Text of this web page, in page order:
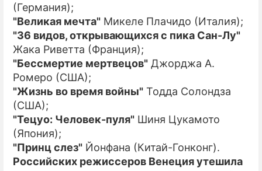
(Германия);
"Великая мечта" Микеле Плачидо (Италия);
"36 видов, открывающихся с пика Сан-Лу"
Жака Риветта (Франция);
"Бессмертие мертвецов" Джорджа А.
Ромеро (США);
"Жизнь во время войны" Тодда Солондза
(США);
"Тецуо: Человек-пуля" Шиня Цукамото
(Япония);
"Принц слез" Йонфана (Китай-Гонконг).
Российских режиссеров Венеция утешила